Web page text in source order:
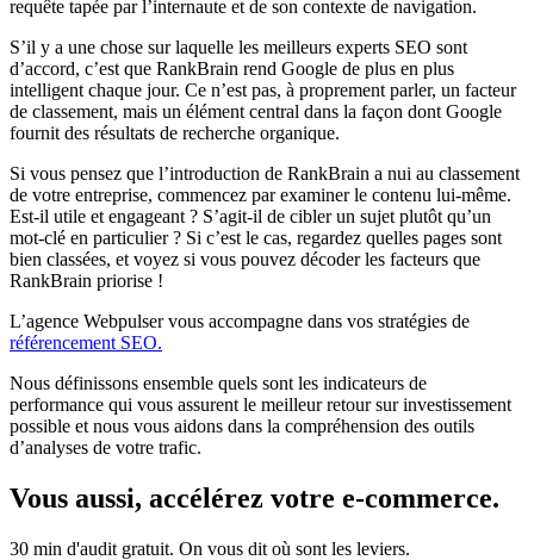
requête tapée par l’internaute et de son contexte de navigation.
S’il y a une chose sur laquelle les meilleurs experts SEO sont
d’accord, c’est que RankBrain rend Google de plus en plus
intelligent chaque jour. Ce n’est pas, à proprement parler, un facteur
de classement, mais un élément central dans la façon dont Google
fournit des résultats de recherche organique.
Si vous pensez que l’introduction de RankBrain a nui au classement
de votre entreprise, commencez par examiner le contenu lui-même.
Est-il utile et engageant ? S’agit-il de cibler un sujet plutôt qu’un
mot-clé en particulier ? Si c’est le cas, regardez quelles pages sont
bien classées, et voyez si vous pouvez décoder les facteurs que
RankBrain priorise !
L’agence Webpulser vous accompagne dans vos stratégies de
référencement SEO.
Nous définissons ensemble quels sont les indicateurs de
performance qui vous assurent le meilleur retour sur investissement
possible et nous vous aidons dans la compréhension des outils
d’analyses de votre trafic.
Vous aussi, accélérez votre e-commerce.
30 min d'audit gratuit. On vous dit où sont les leviers.